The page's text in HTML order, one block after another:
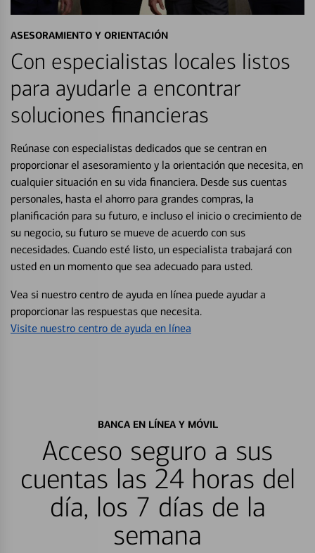
ASESORAMIENTO Y ORIENTACIÓN
Con especialistas locales listos
para ayudarle a encontrar
soluciones financieras
Reúnase con especialistas dedicados que se centran en
proporcionar el asesoramiento y la orientación que necesita, en
cualquier situación en su vida financiera. Desde sus cuentas
personales, hasta el ahorro para grandes compras, la
planificación para su futuro, e incluso el inicio o crecimiento de
su negocio, su futuro se mueve de acuerdo con sus
necesidades. Cuando esté listo, un especialista trabajará con
usted en un momento que sea adecuado para usted.
Vea si nuestro centro de ayuda en línea puede ayudar a
proporcionar las respuestas que necesita.
Visite nuestro centro de ayuda en línea
BANCA EN LÍNEA Y MÓVIL
Acceso seguro a sus
cuentas las 24 horas del
día, los 7 días de la
semana